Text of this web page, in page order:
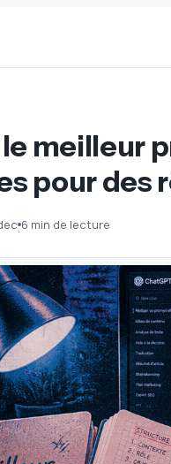
meilleur
pour des
·6 min de lecture